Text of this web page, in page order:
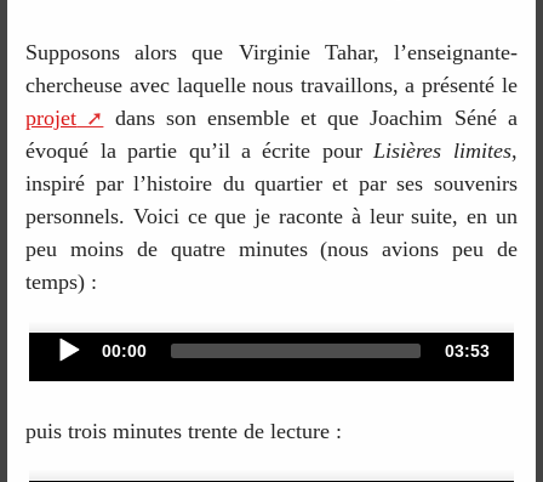
Supposons alors que Virginie Tahar, l’enseignante-
chercheuse avec laquelle nous travaillons, a présenté le
projet
dans son ensemble et que Joachim Séné a
évoqué la partie qu’il a écrite pourLisières limites,
inspiré par l’histoire du quartier et par ses souvenirs
personnels. Voici ce que je raconte à leur suite, en un
peu moins de quatre minutes (nous avions peu de
temps) :
Audio
Player
Current
00:00
Total
03:53
puis trois minutes trente de lecture :